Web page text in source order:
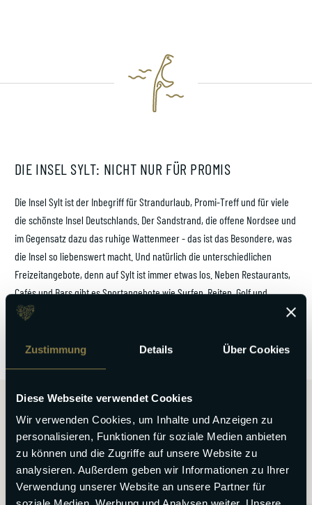
Zustimmung Details Über Cookies
Diese Webseite verwendet Cookies
Wir verwenden Cookies, um Inhalte und Anzeigen zu
personalisieren, Funktionen für soziale Medien anbieten
zu können und die Zugriffe auf unsere Website zu
analysieren. Außerdem geben wir Informationen zu Ihrer
Verwendung unserer Website an unsere Partner für
DIE INSEL SYLT: NICHT NUR FÜR PROMIS
Die Insel Sylt ist der Inbegriff für Strandurlaub, Promi-Treff und für viele
die schönste Insel Deutschlands. Der Sandstrand, die offene Nordsee und
im Gegensatz dazu das ruhige Wattenmeer - das ist das Besondere, was
die Insel so liebenswert macht. Und natürlich die unterschiedlichen
Freizeitangebote, denn auf Sylt ist immer etwas los. Neben Restaurants,
Cafés und Bars gibt es Sportangebote wie Surfen, Reiten, Golf und
Wellness. Aber auch Konzerte, Ausstellungen sowie verschiedene
Entdecken Sie unsere Domizile